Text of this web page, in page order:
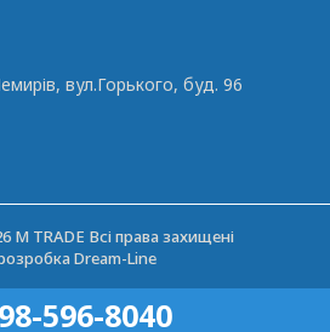
596-8040
вул.Горького, буд. 96
M TRADE Всі права захищені
Dream-Line